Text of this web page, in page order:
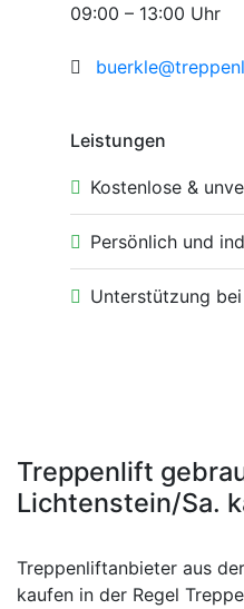
09:00 – 13:00 Uhr
Leistungen
Kostenlose &
Persönlich und
Unterstützung
Treppenlift
Lichtenstein/Sa.
Treppenliftanbieter aus
kaufen in der Regel